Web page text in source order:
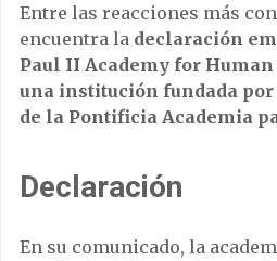
Entre las reacciones más
encuentra la declaración
Paul II Academy for
una institución fundada
de la Pontificia Academia
Declaración
En su comunicado, la